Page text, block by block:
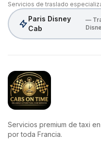
Servicios de traslado
Paris Disney
Cab
—
CabsOnTime
Servicios premium de taxi
por toda Francia.